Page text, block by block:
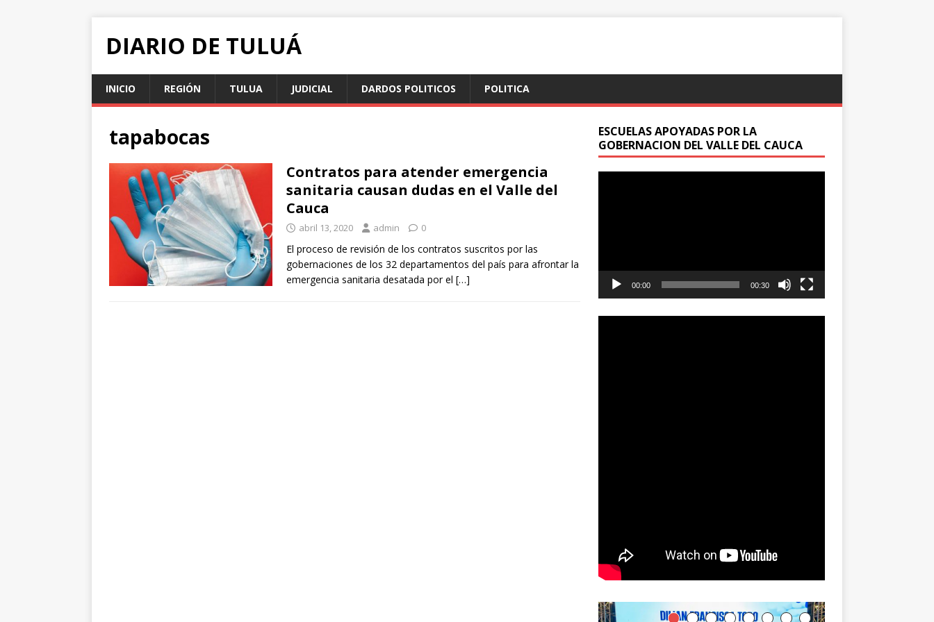
DIARIO DE TULUÁ
INICIO REGIÓN TULUA JUDICIAL DARDOS POLITICOS POLITICA
tapabocas
Contratos para atender emergencia
sanitaria causan dudas en el Valle del
Cauca
abril 13, 2020 admin 0
El proceso de revisión de los contratos suscritos por las
gobernaciones de los 32 departamentos del país para afrontar la
emergencia sanitaria desatada por el […]
ESCUELAS APOYADAS POR LA
GOBERNACION DEL VALLE DEL CAUCA
00:00 00:30